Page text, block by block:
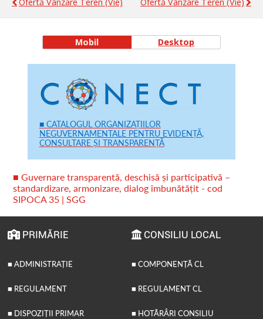
Ofertă Vânzare Teren (vie) Ofertă Vânzare Teren (vie)
Mobil Desktop
■ CATALOGUL ORGANIZAȚIILOR
NEGUVERNAMENTALE PENTRU EVIDENȚĂ,
CONSULTARE ȘI TRANSPARENȚĂ
■ Guvernare transparentă, deschisă și participativă –
standardizare, armonizare, dialog îmbunătățit - cod
SIPOCA 35 | SGG
PRIMĂRIE
■ ADMINISTRAȚIE
■ REGULAMENT
■ DISPOZIȚII PRIMAR
CONSILIU LOCAL
■ COMPONENȚĂ CL
■ REGULAMENT CL
■ HOTĂRÂRI CONSILIU